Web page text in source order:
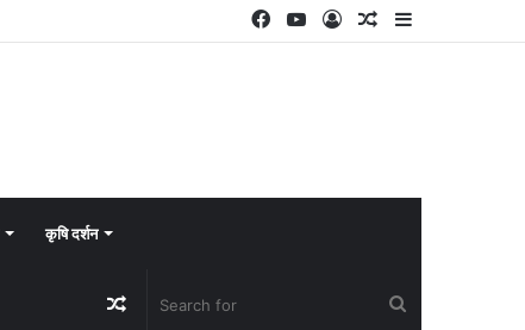
Sidebar
Random
Log
YouTube
Facebook
कृषि दर्शन
Random